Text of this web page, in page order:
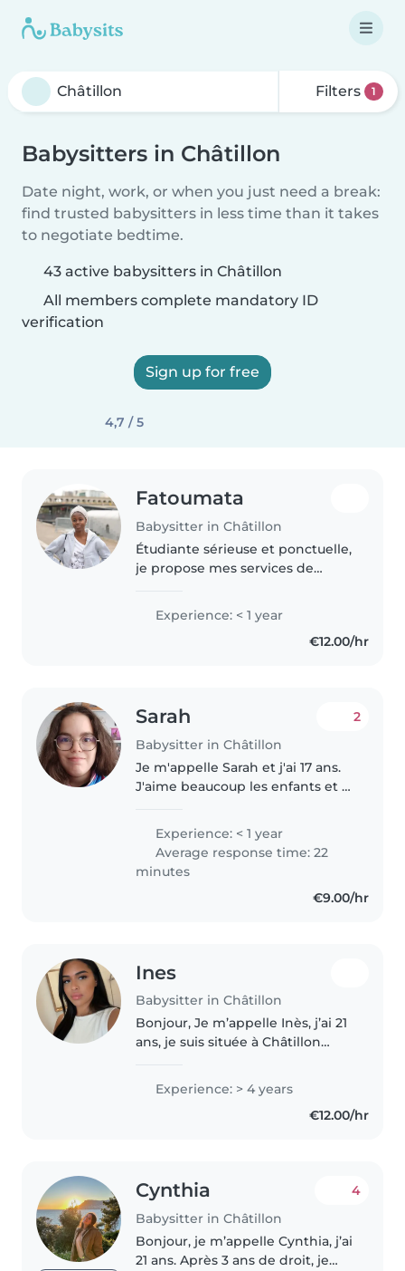
Filters 1
Babysitters in Châtillon
Date night, work, or when you just need a break:
find trusted babysitters in less time than it takes
to negotiate bedtime.
43 active babysitters in Châtillon
All members complete mandatory ID
verification
Sign up for free
4,7 / 5
Fatoumata
Babysitter in Châtillon
Étudiante sérieuse et ponctuelle,
je propose mes services de
end. Je suis à l’aise avec les
enfants de tous âges, je peux les
Experience: < 1 year
€12.00/hr
Sarah
Babysitter in Châtillon
2
Je m'appelle Sarah et j'ai 17 ans.
J'aime beaucoup les enfants et je
quelqu'un de responsable, fiable,
toujours prête à m'adapter..
Experience: < 1 year
Average response time: 22
minutes
€9.00/hr
Ines
Babysitter in Châtillon
Bonjour, Je m’appelle Inès, j’ai 21
ans, je suis située à Châtillon
BAFA. Je suis animatrice auprès
des enfants depuis 3 ans. J’ai
Experience: > 4 years
€12.00/hr
Cynthia
Babysitter in Châtillon
4
Bonjour, je m’appelle Cynthia, j’ai
21 ans. Après 3 ans de droit, je